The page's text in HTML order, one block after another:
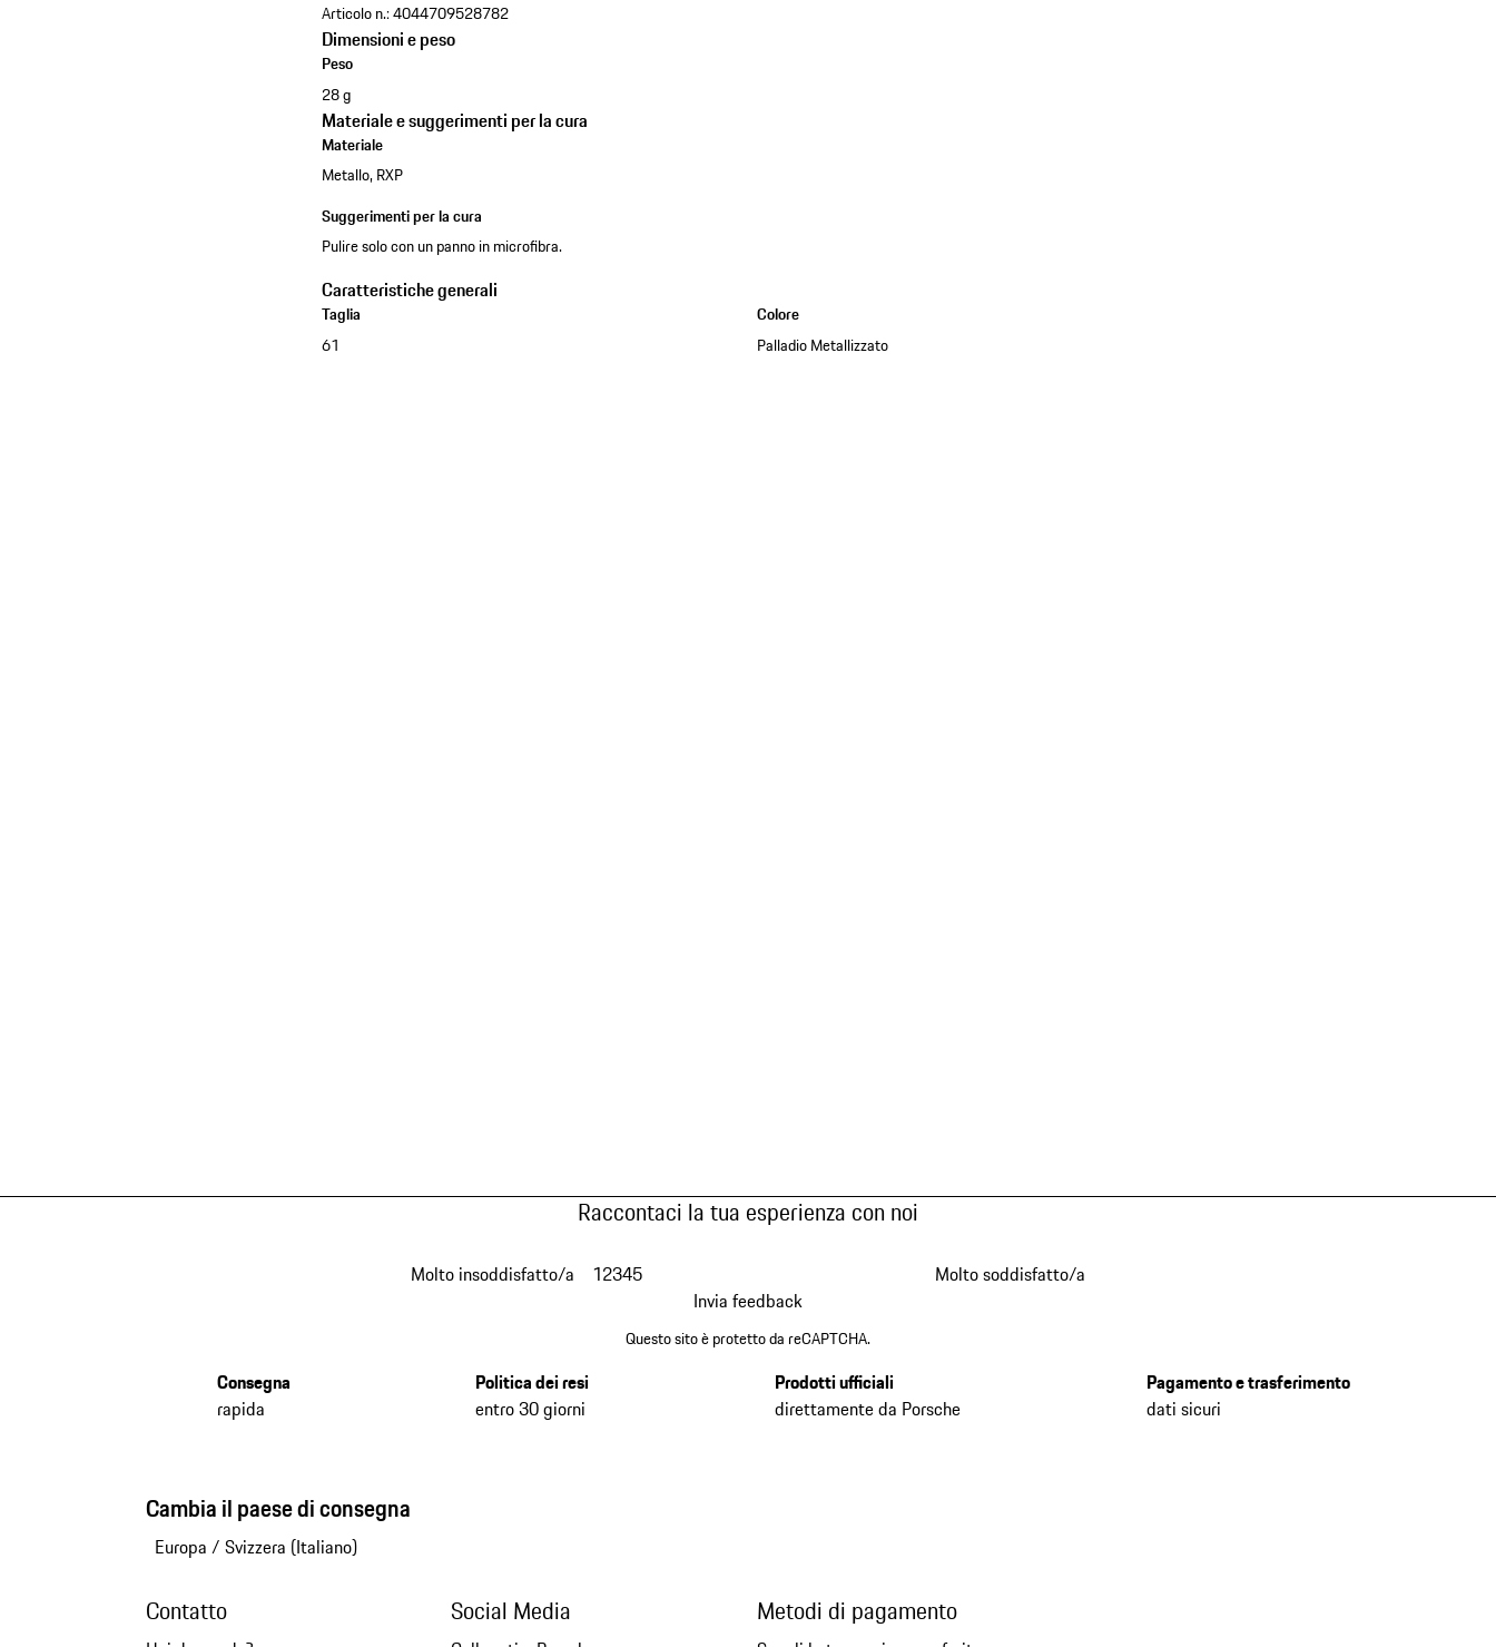
Articolo n.:4044709528782
Dimensioni e peso
Peso
28 g
Materiale e suggerimenti per la cura
Materiale
Metallo, RXP
Suggerimenti per la cura
Pulire solo con un panno in microfibra.
Caratteristiche generali
Taglia
61
Colore
Palladio Metallizzato
Raccontaci la tua esperienza con noi
Molto insoddisfatto/a 12345
Molto soddisfatto/a
Invia feedback
Questo sito è protetto da reCAPTCHA.
Consegna
rapida
Politica dei resi
entro 30 giorni
Prodotti ufficiali
direttamente da Porsche
Pagamento e trasferimento
dati sicuri
Cambia il paese di consegna
Europa / Svizzera (Italiano)
Contatto Social Media Metodi di pagamento